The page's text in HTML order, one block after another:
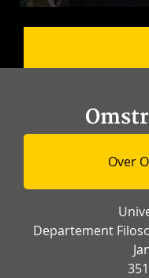
Over
Departement